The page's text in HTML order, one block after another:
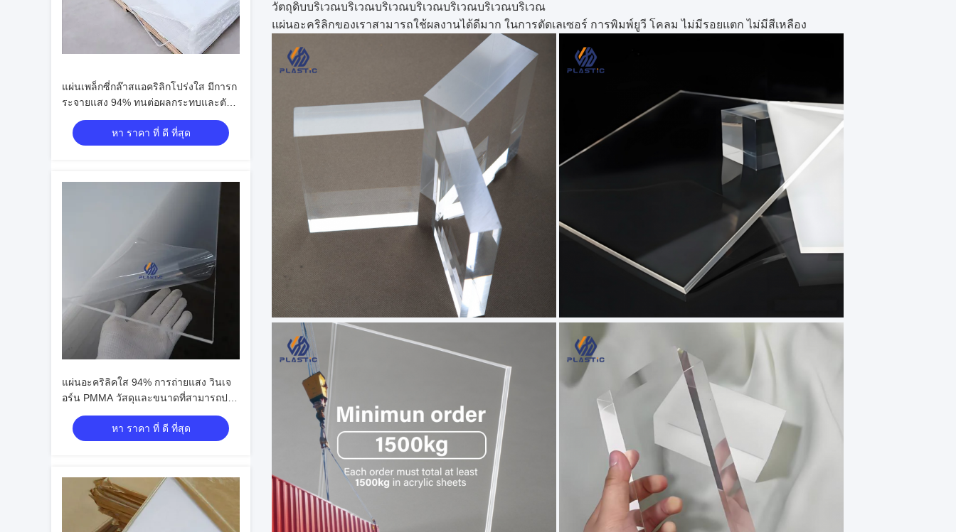
แผ่นเพล็กซี่กล๊าสแอคริลิกโปร่งใส มีการก
ระจายแสง 94% ทนต่อผลกระทบและตัว
เลือกโลโก้ที่กําหนดเอง
หา ราคา ที่ ดี ที่สุด
แผ่นอะคริลิคใส 94% การถ่ายแสง วินเจ
อร์น PMMA วัสดุและขนาดที่สามารถปรับ
แต่งได้
หา ราคา ที่ ดี ที่สุด
วัตถุดิบบริเวณบริเวณบริเวณบริเวณบริเวณบริเวณบริเวณ
แผ่นอะคริลิกของเราสามารถใช้ผลงานได้ดีมาก ในการตัดเลเซอร์ การพิมพ์ยูวี โคลม ไม่มีรอยแตก ไม่มีสีเหลือง